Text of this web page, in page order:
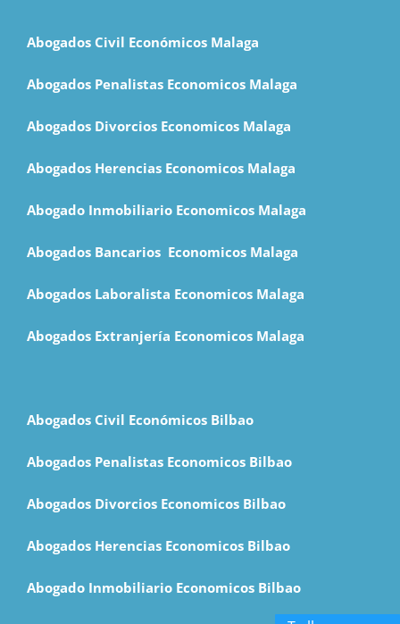
Abogados Civil Económicos Malaga
Abogados Penalistas Economicos Malaga
Abogados Divorcios Economicos Malaga
Abogados Herencias Economicos Malaga
Abogado Inmobiliario Economicos Malaga
Abogados Bancarios Economicos Malaga
Abogados Laboralista Economicos Malaga
Abogados Extranjería Economicos Malaga
Abogados Civil Económicos Bilbao
Abogados Penalistas Economicos Bilbao
Abogados Divorcios Economicos Bilbao
Abogados Herencias Economicos Bilbao
Abogado Inmobiliario Economicos Bilbao